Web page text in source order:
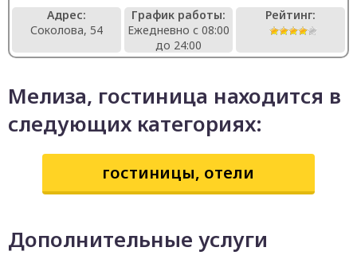
Адрес:
Соколова, 54
График работы:
Ежедневно с 08:00
до 24:00
Рейтинг:
Мелиза, гостиница находится в
следующих категориях:
гостиницы, отели
Дополнительные услуги